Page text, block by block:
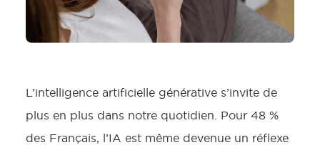
L’intelligence artificielle générative s’invite de
plus en plus dans notre quotidien. Pour 48 %
des Français, l’IA est même devenue un réflexe